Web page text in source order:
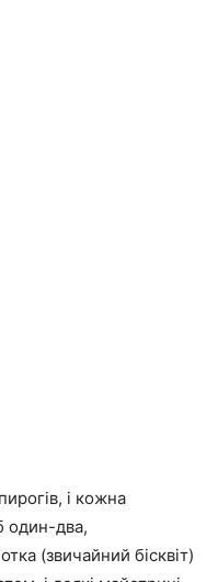
і кожна
один-два,
(звичайний бісквіт)